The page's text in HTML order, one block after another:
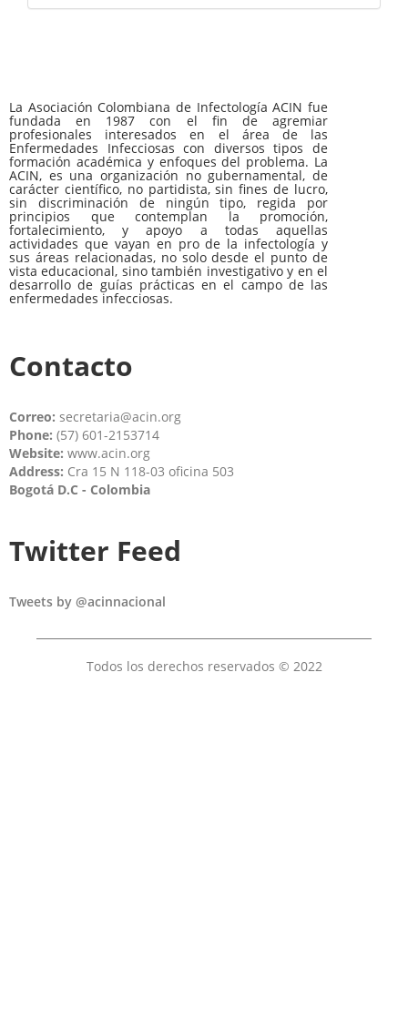
La Asociación Colombiana de Infectología ACIN fue
fundada en 1987 con el fin de agremiar
profesionales interesados en el área de las
Enfermedades Infecciosas con diversos tipos de
formación académica y enfoques del problema. La
ACIN, es una organización no gubernamental, de
carácter científico, no partidista, sin fines de lucro,
sin discriminación de ningún tipo, regida por
principios que contemplan la promoción,
fortalecimiento, y apoyo a todas aquellas
actividades que vayan en pro de la infectología y
sus áreas relacionadas, no solo desde el punto de
vista educacional, sino también investigativo y en el
desarrollo de guías prácticas en el campo de las
enfermedades infecciosas.
Contacto
Correo: secretaria@acin.org
Phone: (57) 601-2153714
Website: www.acin.org
Address: Cra 15 N 118-03 oficina 503
Bogotá D.C - Colombia
Twitter Feed
Tweets by @acinnacional
Todos los derechos reservados © 2022